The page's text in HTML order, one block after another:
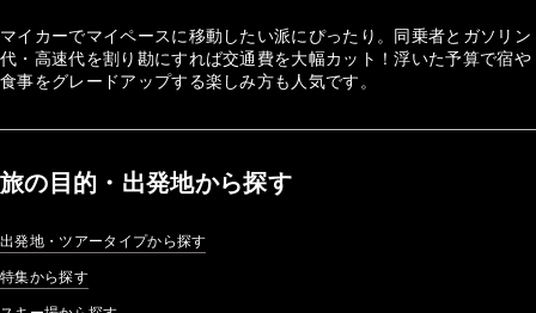
マイカーでマイペースに移動したい派にぴったり。同乗者とガソリン
代・高速代を割り勘にすれば交通費を大幅カット！浮いた予算で宿や
食事をグレードアップする楽しみ方も人気です。
旅の目的・出発地から探す
出発地・ツアータイプから探す
特集から探す